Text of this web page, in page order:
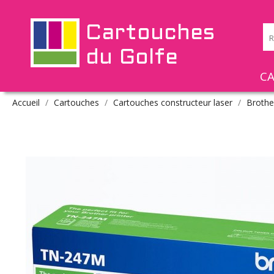
Cartouches
du Golfe
Accueil Cartouches Cartouches constructeur laser